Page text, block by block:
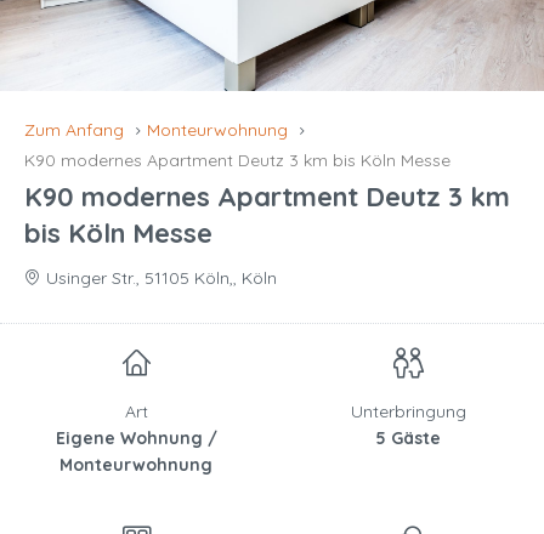
Zum Anfang
Monteurwohnung
K90 modernes Apartment Deutz 3 km bis Köln Messe
K90 modernes Apartment Deutz 3 km
bis Köln Messe
Usinger Str., 51105 Köln,, Köln
Art
Eigene Wohnung /
Monteurwohnung
Unterbringung
5 Gäste